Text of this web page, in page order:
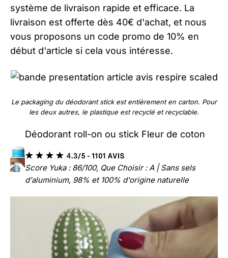
système de livraison rapide et efficace. La
livraison est offerte dès 40€ d'achat, et nous
vous proposons un code promo de 10% en
début d'article si cela vous intéresse.
Le packaging du déodorant stick est entièrement en carton. Pour
les deux autres, le plastique est recyclé et recyclable.
Déodorant roll-on ou stick Fleur de coton
Score Yuka : 86/100, Que Choisir : A | Sans sels
d'aluminium, 98% et 100% d'origine naturelle